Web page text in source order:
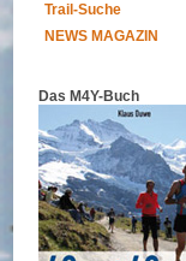
Trail-Suche
NEWS MAGAZIN
Das M4Y-Buch